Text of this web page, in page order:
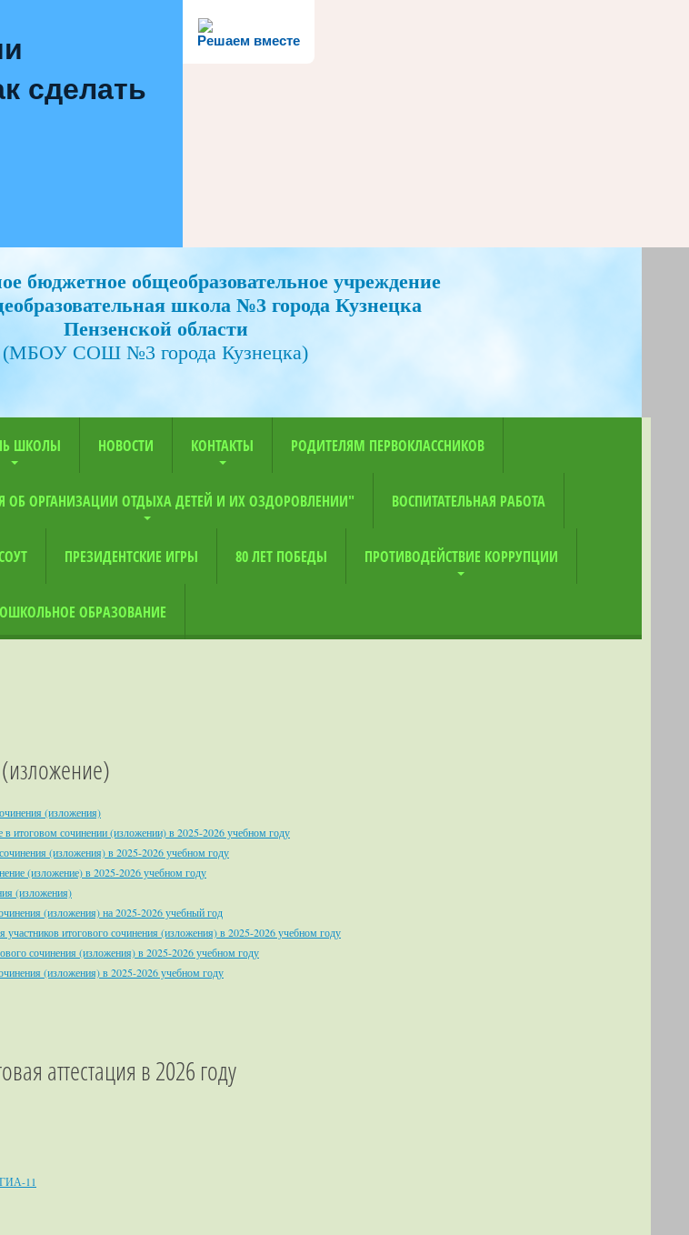
Решаем вместе
сделать
бюджетное общеобразовательное учреждение
школа №3 города Кузнецка
Пензенской области
(МБОУ СОШ №3 города Кузнецка)
ШКОЛЫ НОВОСТИ КОНТАКТЫ РОДИТЕЛЯМ ПЕРВОКЛАССНИКОВ
ОБ ОРГАНИЗАЦИИ ОТДЫХА ДЕТЕЙ И ИХ ОЗДОРОВЛЕНИИ" ВОСПИТАТЕЛЬНАЯ РАБОТА
ПРЕЗИДЕНТСКИЕ ИГРЫ 80 ЛЕТ ПОБЕДЫ ПРОТИВОДЕЙСТВИЕ КОРРУПЦИИ
ОБРАЗОВАНИЕ
(изложения)
в итоговом сочинении (изложении) в 2025-2026 учебном году
(изложения) в 2025-2026 учебном году
(изложение) в 2025-2026 учебном году
(изложения)
(изложения) на 2025-2026 учебный год
итогового сочинения (изложения) в 2025-2026 учебном году
сочинения (изложения) в 2025-2026 учебном году
(изложения) в 2025-2026 учебном году
аттестация в 2026 году
ГИА-11